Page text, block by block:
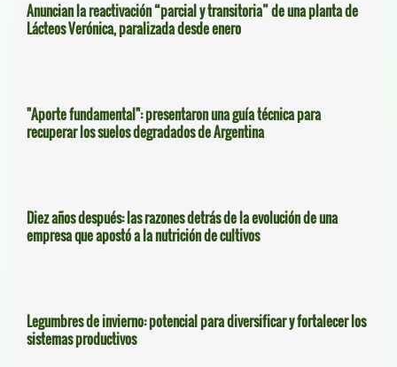
Anuncian la reactivación “parcial y transitoria” de una planta de
Lácteos Verónica, paralizada desde enero
"Aporte fundamental": presentaron una guía técnica para
recuperar los suelos degradados de Argentina
Diez años después: las razones detrás de la evolución de una
empresa que apostó a la nutrición de cultivos
Legumbres de invierno: potencial para diversificar y fortalecer los
sistemas productivos